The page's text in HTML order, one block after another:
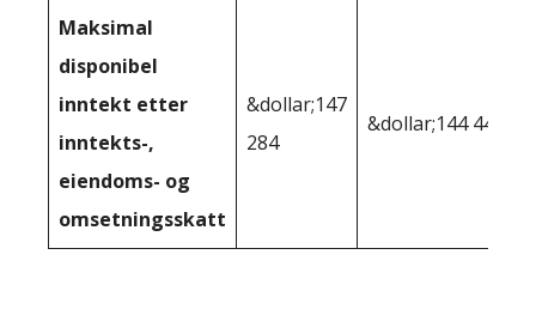
Maksimal
disponibel
inntekt etter
inntekts-,
eiendoms- og
omsetningsskatt
&dollar;147
284
&dollar;144 448